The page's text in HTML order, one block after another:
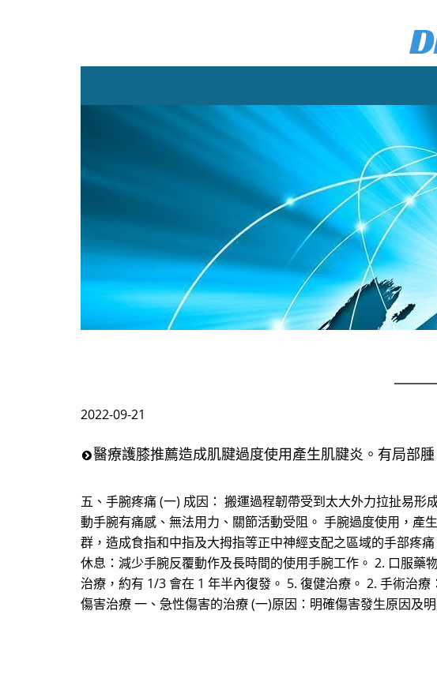
2022-09-21
醫療護膝推薦造成肌腱過度使用產生肌腱炎。有局部
五、手腕疼痛 (一) 成因： 搬運過程韌帶受到太大外力拉扯易形
動手腕有痛感、無法用力、關節活動受阻。 手腕過度使用，產
群，造成食指和中指及大拇指等正中神經支配之區域的手部疼
休息：減少手腕反覆動作及長時間的使用手腕工作。 2. 口服藥
治療，約有 1/3 會在 1 年半內復發。 5. 復健治療。 2. 手術治
傷害治療 一、急性傷害的治療 (一)原因：明確傷害發生原因及